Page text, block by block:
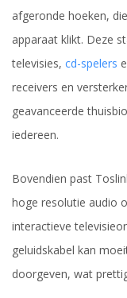
afgeronde hoeken,
apparaat klikt. Deze
televisies, cd-spelers
receivers en
geavanceerde
iedereen.
Bovendien past
hoge resolutie audio
interactieve
geluidskabel kan
doorgeven, wat